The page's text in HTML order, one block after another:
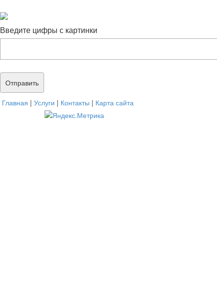
Введите цифры с картинки
Главная | Услуги | Контакты | Карта сайта